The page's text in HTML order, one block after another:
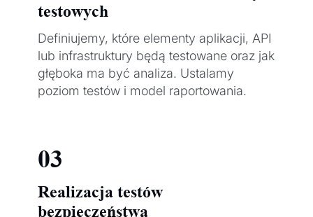
testowych
Definiujemy, które elementy aplikacji, API
lub infrastruktury będą testowane oraz jak
głęboka ma być analiza. Ustalamy
poziom testów i model raportowania.
03
Realizacja testów
bezpieczeństwa